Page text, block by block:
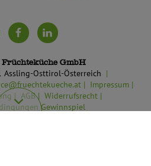
GmbH
Assling-Osttirol-Österreich
Impressum
AGB
Widerrufsrecht
Gewinnspiel